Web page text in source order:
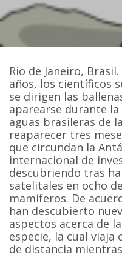
Rio de Janeiro,
años, los científicos
se dirigen las
aparearse durante
aguas brasileras de
reaparecer tres
que circundan la
internacional de
descubriendo tras
satelitales en ocho
mamíferos. De
han descubierto
aspectos acerca de
especie, la cual viaja
de distancia